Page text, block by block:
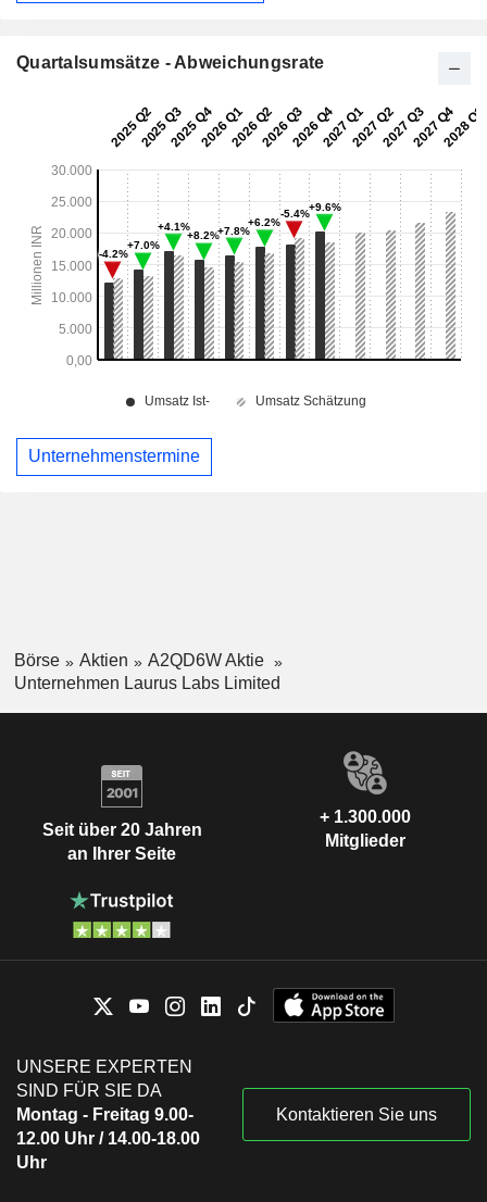
Quartalsumsätze - Abweichungsrate
Unternehmenstermine
Börse Aktien
A2QD6W Aktie
Unternehmen Laurus Labs Limited
Seit über 20 Jahren
an Ihrer Seite
+ 1.300.000
Mitglieder
UNSERE EXPERTEN
SIND FÜR SIE DA
Montag - Freitag 9.00-
12.00 Uhr / 14.00-18.00
Uhr
Kontaktieren Sie uns